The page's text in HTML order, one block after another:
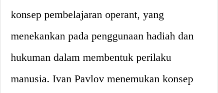
konsep pembelajaran operant, yang
menekankan pada penggunaan hadiah dan
hukuman dalam membentuk perilaku
manusia. Ivan Pavlov menemukan konsep